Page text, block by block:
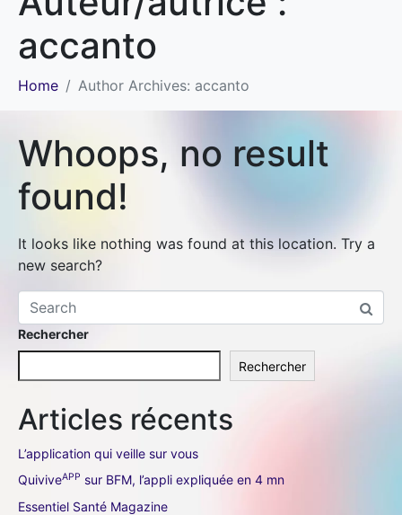
accanto
Home Author Archives: accanto
Whoops, no result
found!
It looks like nothing was found at this location. Try a
new search?
Rechercher
Rechercher
Articles récents
L’application qui veille sur vous
QuiviveAPP sur BFM, l’appli expliquée en 4 mn
Essentiel Santé Magazine